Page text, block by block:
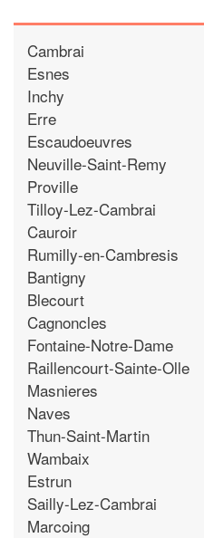
Cambrai
Esnes
Inchy
Erre
Escaudoeuvres
Neuville-Saint-Remy
Proville
Tilloy-Lez-Cambrai
Cauroir
Rumilly-en-Cambresis
Bantigny
Blecourt
Cagnoncles
Fontaine-Notre-Dame
Raillencourt-Sainte-Olle
Masnieres
Naves
Thun-Saint-Martin
Wambaix
Estrun
Sailly-Lez-Cambrai
Marcoing